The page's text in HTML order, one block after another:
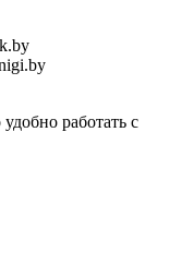
работать с